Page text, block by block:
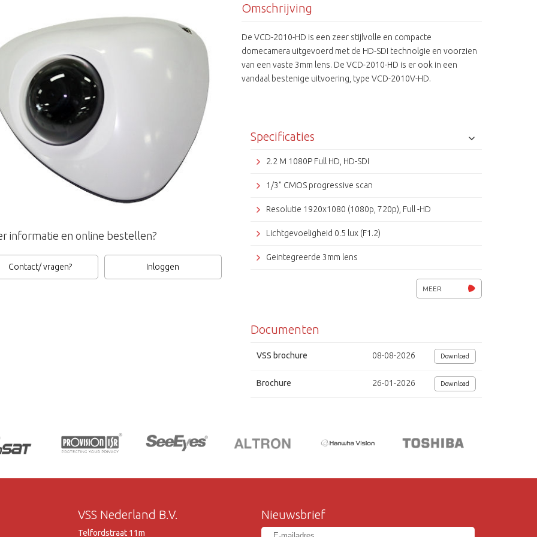
informatie en online bestellen?
Contact/ vragen? Inloggen
Omschrijving
De VCD-2010-HD is een zeer stijlvolle en compacte
domecamera uitgevoerd met de HD-SDI technolgie en voorzien
van een vaste 3mm lens. De VCD-2010-HD is er ook in een
vandaal bestenige uitvoering, type VCD-2010V-HD.
Specificaties
2.2 M 1080P Full HD, HD-SDI
1/3" CMOS progressive scan
Resolutie 1920x1080 (1080p, 720p), Full -HD
Lichtgevoeligheid 0.5 lux (F1.2)
Geintegreerde 3mm lens
Wide Dynamic Range (WDR), ACE
Privacy masking, bewegingsdetectie
SDI uitgang, CVBS spot uitgang
Afmetingen (lxbxh) 119x119x44mm
MEER
Documenten
VSS brochure 08-08-2026 Download
Brochure 26-01-2026 Download
VSS Nederland B.V.
Telfordstraat 11m
Nieuwsbrief